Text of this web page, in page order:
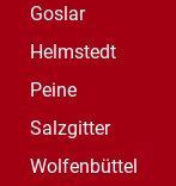
Goslar
Helmstedt
Peine
Salzgitter
Wolfenbüttel